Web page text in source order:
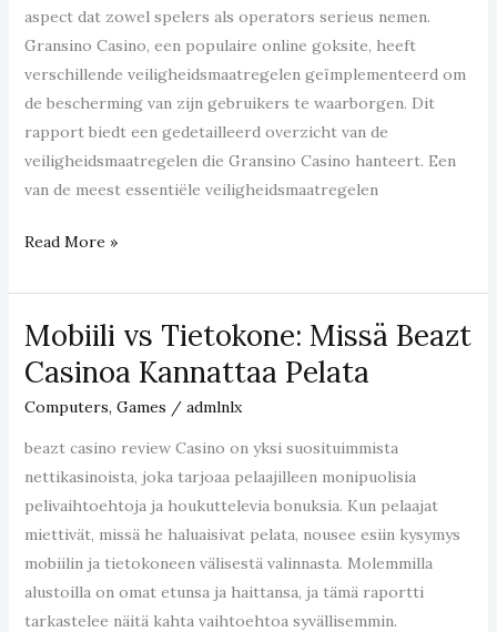
veiligheid?
aspect dat zowel spelers als operators serieus nemen.
Gransino Casino, een populaire online goksite, heeft
verschillende veiligheidsmaatregelen geïmplementeerd om
de bescherming van zijn gebruikers te waarborgen. Dit
rapport biedt een gedetailleerd overzicht van de
veiligheidsmaatregelen die Gransino Casino hanteert. Een
van de meest essentiële veiligheidsmaatregelen
De
van
Gransino
Uitgelegd
Read More »
Mobiili vs Tietokone: Missä Beazt
Casinoa Kannattaa Pelata
Computers, Games / admlnlx
beazt casino review Casino on yksi suosituimmista
nettikasinoista, joka tarjoaa pelaajilleen monipuolisia
pelivaihtoehtoja ja houkuttelevia bonuksia. Kun pelaajat
miettivät, missä he haluaisivat pelata, nousee esiin kysymys
mobiilin ja tietokoneen välisestä valinnasta. Molemmilla
alustoilla on omat etunsa ja haittansa, ja tämä raportti
tarkastelee näitä kahta vaihtoehtoa syvällisemmin.